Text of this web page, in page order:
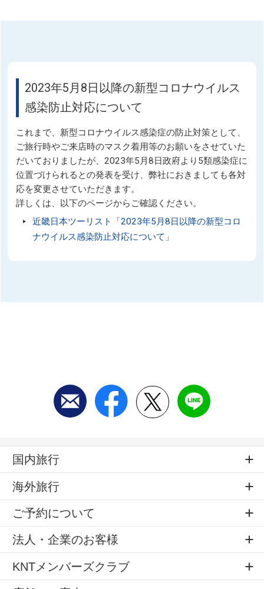
2023年5月8日以降の新型コロナウイルス
感染防止対応について
これまで、新型コロナウイルス感染症の防止対策として、
ご旅行時やご来店時のマスク着用等のお願いをさせていた
だいておりましたが、2023年5月8日政府より5類感染症に
位置づけられるとの発表を受け、弊社におきましても各対
応を変更させていただきます。
詳しくは、以下のページからご確認ください。
近畿日本ツーリスト「2023年5月8日以降の新型コロ
ナウイルス感染防止対応について」
国内旅行
海外旅行
ご予約について
法人・企業のお客様
KNTメンバーズクラブ